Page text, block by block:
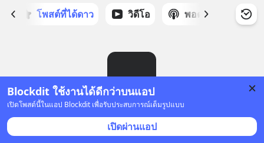
Blockdit ใช้งานได้ดีกว่าบนแอป
เปิดโพสต์นี้ในแอป Blockdit เพื่อรับประสบการณ์เต็มรูปแบบ
เปิดผ่านแอป
โพสต์ที่ได้ดาว วิดีโอ พอดแคสต์
ยังไม่มีโพสต์